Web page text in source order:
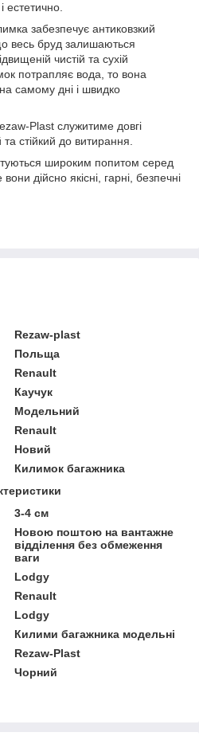
естетично.
забезпечує антиковзкий
весь бруд залишаються
чистій та сухій
потрапляє вода, то вона
на самому дні і швидко
Plast служитиме довгі
та стійкий до витирання.
широким попитом серед
дійсно якісні, гарні, безпечні
Rezaw-plast
Польща
Renault
Каучук
Модельний
Renault
Новий
Килимок багажника
3-4 см
Новою поштою на вантажне
відділення без обмеження
ваги
Lodgy
Renault
Lodgy
Килими багажника модельні
Rezaw-Plast
Чорний